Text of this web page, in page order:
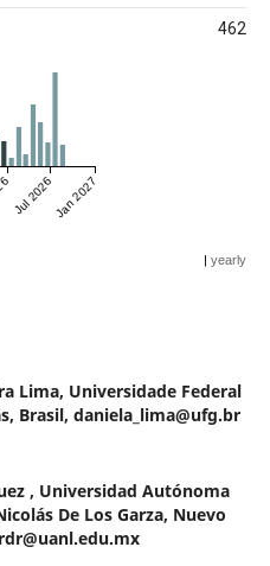
462
Jul 2026Jan 2027
|yearly
Lima, Universidade Federal
Brasil, daniela_lima@ufg.br
, Universidad Autónoma
De Los Garza, Nuevo